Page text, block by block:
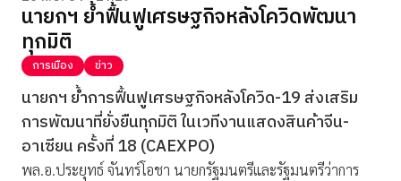
LIFESTYLE
HOROSCOPE
LOTTERY
VIDEO
ร่วมด้วยช่วยกัน
นายกฯ ย้ำฟื้นฟูเศรษฐกิจหลังโควิดพัฒนา
ทุกมิติ
การเมือง ข่าว
นายกฯ ย้ำการฟื้นฟูเศรษฐกิจหลังโควิด-19 ส่งเสริม
การพัฒนาที่ยั่งยืนทุกมิติ ในเวทีงานแสดงสินค้าจีน-
อาเซียน ครั้งที่ 18 (CAEXPO)
พล.อ.ประยุทธ์ จันทร์โอชา นายกรัฐมนตรีและรัฐมนตรีว่าการ